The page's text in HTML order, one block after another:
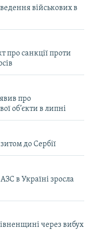
військових в
про санкції проти
про
об’єкти в липні
до Сербії
в Україні зросла
через вибух